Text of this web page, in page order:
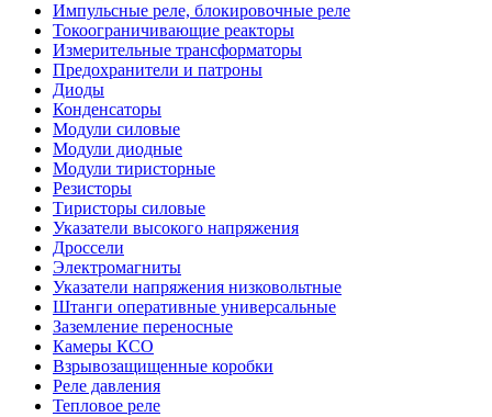
Импульсные реле, блокировочные реле
Токоограничивающие реакторы
Измерительные трансформаторы
Предохранители и патроны
Диоды
Конденсаторы
Модули силовые
Модули диодные
Модули тиристорные
Резисторы
Тиристоры силовые
Указатели высокого напряжения
Дроссели
Электромагниты
Указатели напряжения низковольтные
Штанги оперативные универсальные
Заземление переносные
Камеры КСО
Взрывозащищенные коробки
Реле давления
Тепловое реле